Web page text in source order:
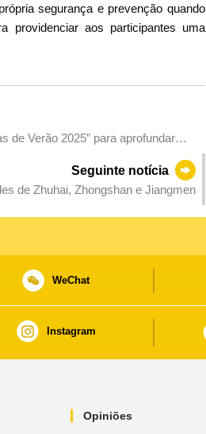
segurança e prevenção quando
providenciar aos participantes uma
de Verão 2025” para aprofundar
Seguinte notícia
de Zhuhai, Zhongshan e Jiangmen
WeChat
Instagram
Opiniões